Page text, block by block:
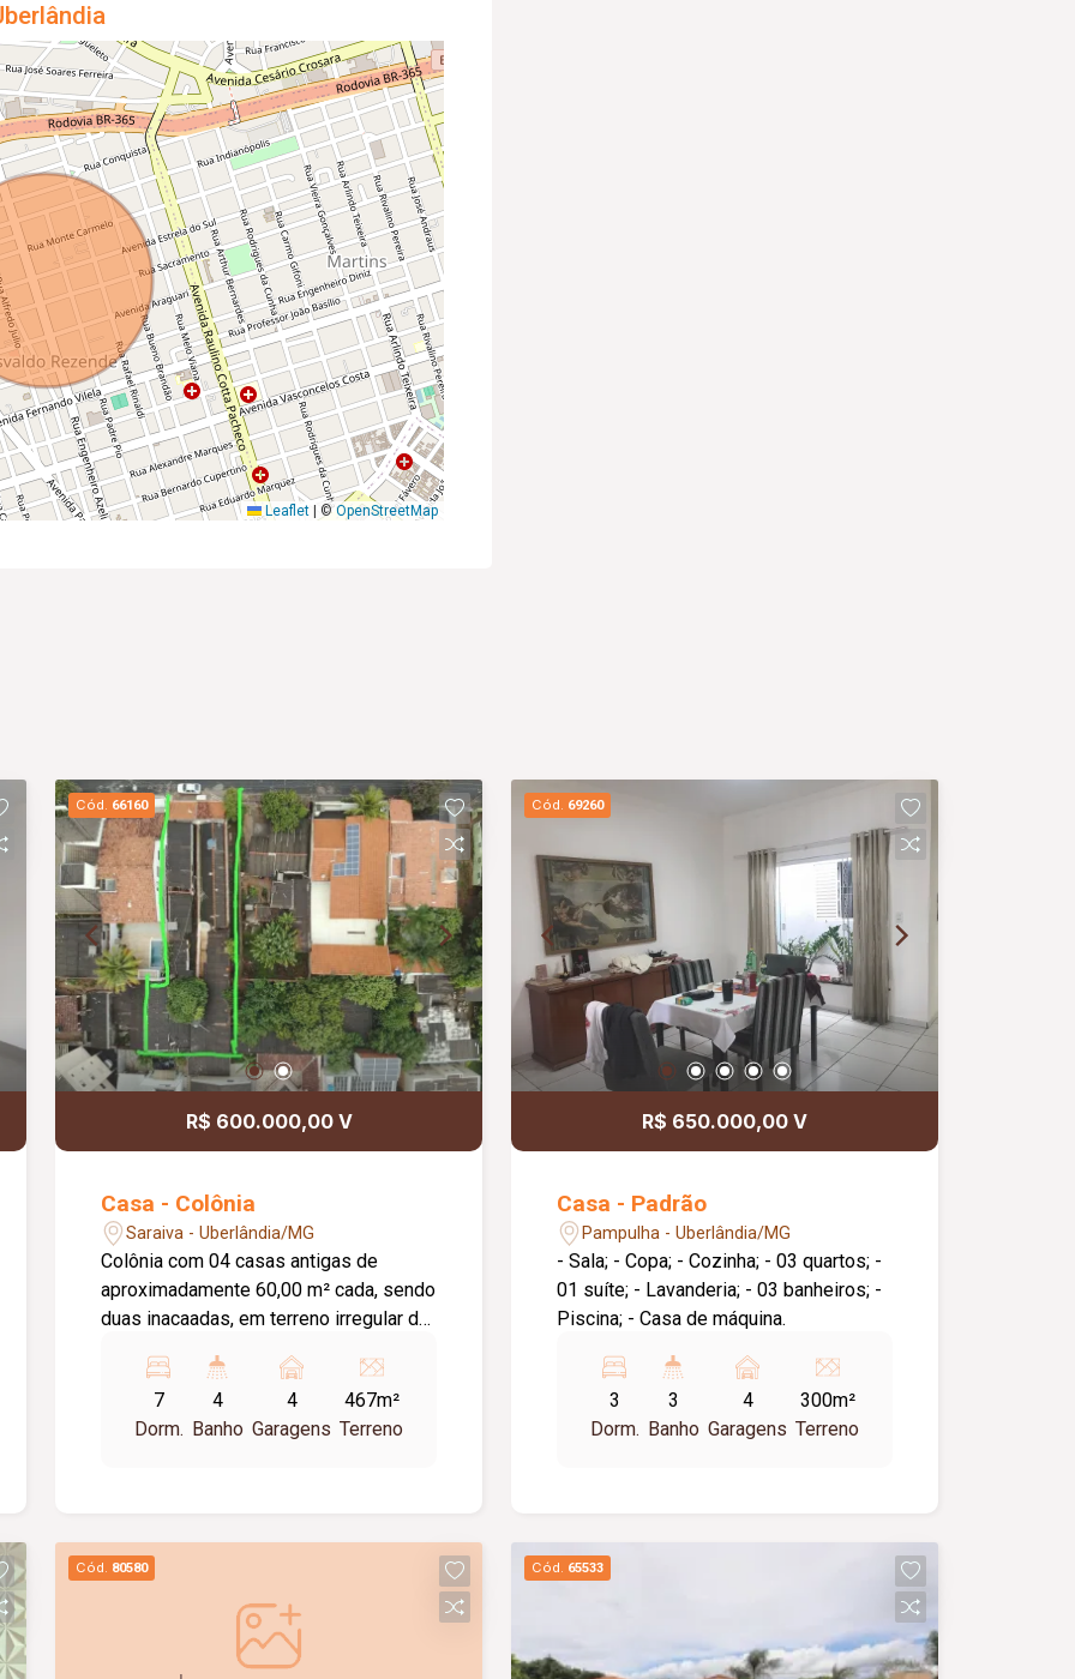
Leaflet ©OpenStreetMap
Cód. 66160
R$ 600.000,00 V
Casa - Colônia
Saraiva - Uberlândia/MG
Colônia com 04 casas antigas de
aproximadamente 60,00 m² cada, sendo
duas inacaadas, em terreno irregular de
esquerdo com 02 casas de 03 quartos
sendo a da frente com 02 vagas de
garagem. Lado direito 02 casa inacabas
7
Dorm.
4
Banho
4
Garagens
467m²
Terreno
Cód. 69260
R$ 650.000,00 V
Casa - Padrão
Pampulha - Uberlândia/MG
- Sala; - Copa; - Cozinha; - 03 quartos; -
01 suíte; - Lavanderia; - 03 banheiros; -
Piscina; - Casa de máquina.
3
Dorm.
3
Banho
4
Garagens
300m²
Terreno
Cód. 80580 Cód. 65533